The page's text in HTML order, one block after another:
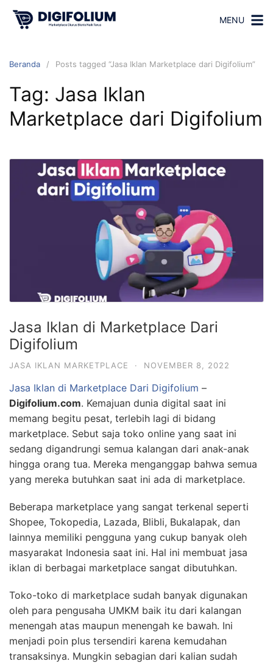
MENU
Beranda Posts tagged “Jasa Iklan Marketplace dari Digifolium”
Tag: Jasa Iklan
Marketplace dari Digifolium
Jasa Iklan di Marketplace Dari
Digifolium
JASA IKLAN MARKETPLACE · NOVEMBER 8, 2022
Jasa Iklan di Marketplace Dari Digifolium –
Digifolium.com. Kemajuan dunia digital saat ini
memang begitu pesat, terlebih lagi di bidang
marketplace. Sebut saja toko online yang saat ini
sedang digandrungi semua kalangan dari anak-anak
hingga orang tua. Mereka menganggap bahwa semua
yang mereka butuhkan saat ini ada di marketplace.
Beberapa marketplace yang sangat terkenal seperti
Shopee, Tokopedia, Lazada, Blibli, Bukalapak, dan
lainnya memiliki pengguna yang cukup banyak oleh
masyarakat Indonesia saat ini. Hal ini membuat jasa
iklan di berbagai marketplace sangat dibutuhkan.
Toko-toko di marketplace sudah banyak digunakan
oleh para pengusaha UMKM baik itu dari kalangan
menengah atas maupun menengah ke bawah. Ini
menjadi poin plus tersendiri karena kemudahan
transaksinya. Mungkin sebagian dari kalian sudah